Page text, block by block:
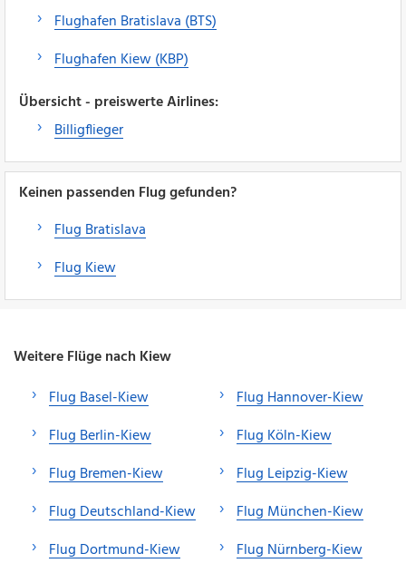
Flughafen Bratislava (BTS)
Flughafen Kiew (KBP)
Übersicht - preiswerte Airlines:
Billigflieger
Keinen passenden Flug gefunden?
Flug Bratislava
Flug Kiew
Weitere Flüge nach Kiew
Flug Basel-Kiew
Flug Berlin-Kiew
Flug Bremen-Kiew
Flug Deutschland-Kiew
Flug Dortmund-Kiew
Flug Hannover-Kiew
Flug Köln-Kiew
Flug Leipzig-Kiew
Flug München-Kiew
Flug Nürnberg-Kiew